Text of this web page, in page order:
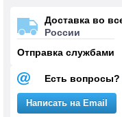
Доставка во
России
Отправка службами
Есть вопросы?
Написать на Email